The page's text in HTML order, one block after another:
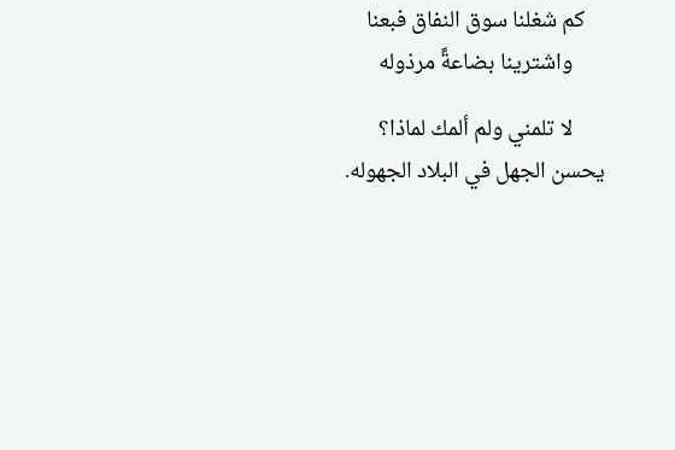
كم شغلنا سوق النفاق فبعنا
واشترينا بضاعةً مرذوله
لا تلمني ولم ألمك لماذا؟
يحسن الجهل في البلاد الجهوله.